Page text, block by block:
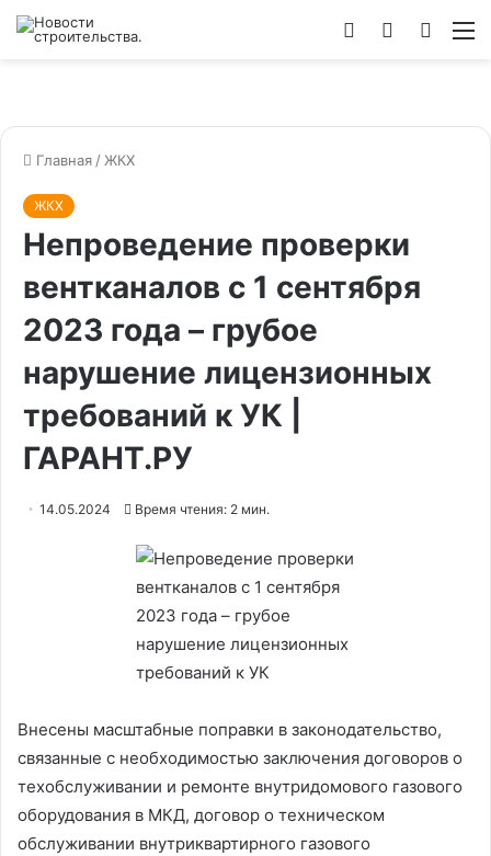
Switch
Войти
Главная / ЖКХ
ЖКХ
Непроведение проверки
вентканалов с 1 сентября
2023 года – грубое
нарушение лицензионных
требований к УК |
ГАРАНТ.РУ
14.05.2024 Время чтения: 2 мин.
Внесены масштабные поправки в законодательство,
связанные с необходимостью заключения договоров о
техобслуживании и ремонте внутридомового газового
оборудования в МКД, договор о техническом
обслуживании внутриквартирного газового